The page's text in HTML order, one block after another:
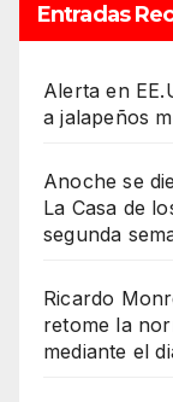
Entradas
Alerta en
a jalapeños
Anoche se
La Casa de
segunda
Ricardo
retome la
mediante el